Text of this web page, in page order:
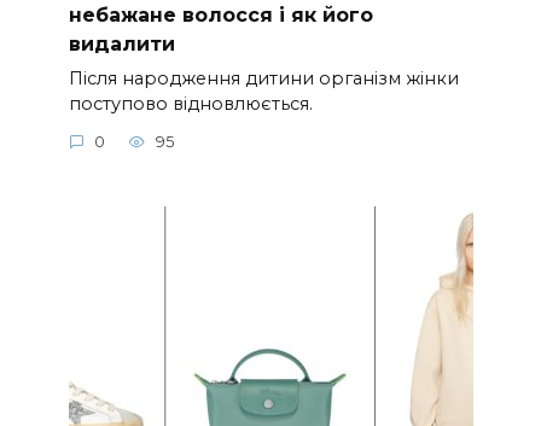
небажане волосся і як його
видалити
Після народження дитини організм жінки
поступово відновлюється.
0 95